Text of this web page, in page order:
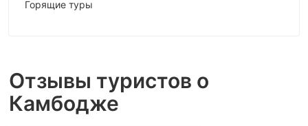
Горящие туры
Отзывы туристов о
Камбодже